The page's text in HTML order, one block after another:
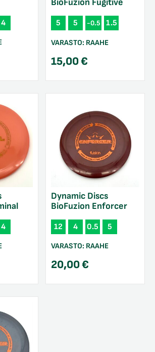
4
BioFuzion Fugitive
5 5 -0.5 1.5
VARASTO: RAAHE
15,00€
4
Dynamic Discs
BioFuzion Enforcer
12 4 0.5 5
VARASTO: RAAHE
20,00€